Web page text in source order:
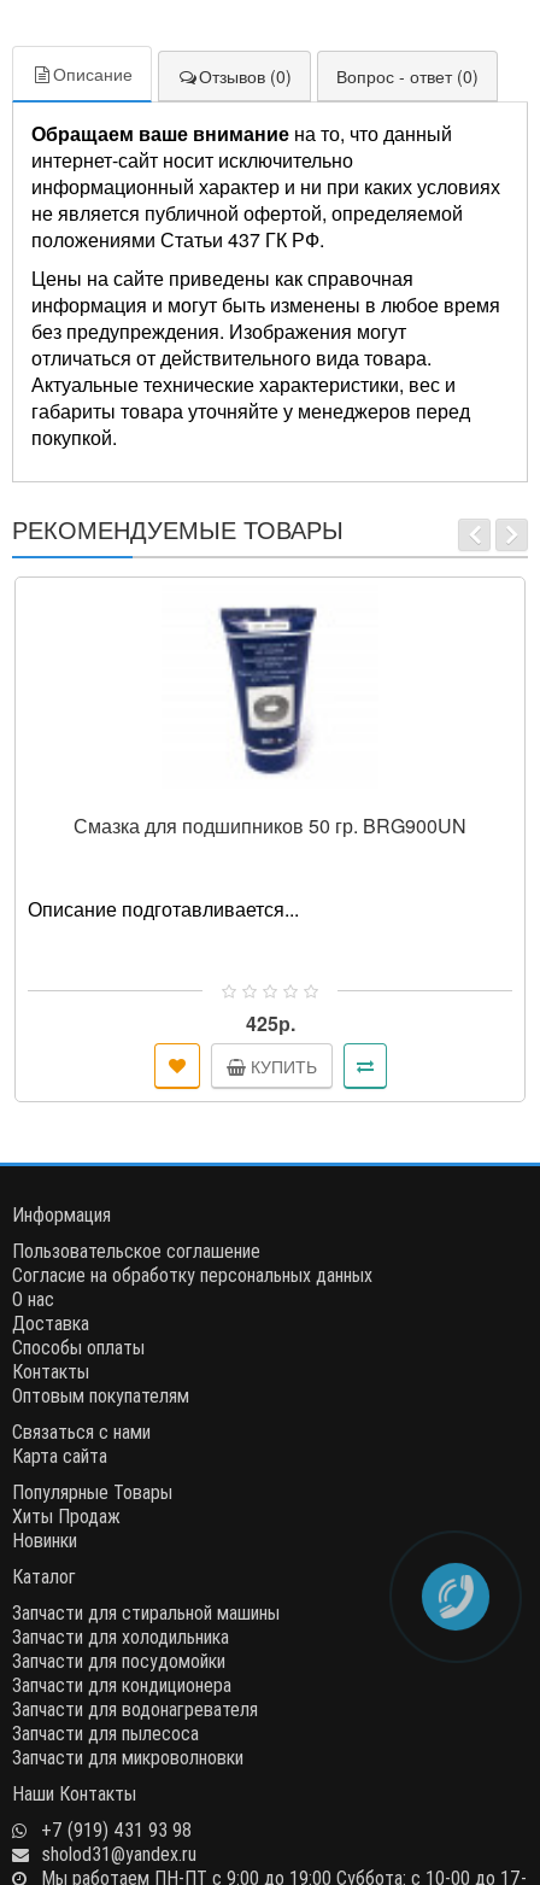
Описание Отзывов (0) Вопрос - ответ (0)
Обращаем ваше внимание на то, что данный
интернет-сайт носит исключительно
информационный характер и ни при каких условиях
не является публичной офертой, определяемой
положениями Статьи 437 ГК РФ.
Цены на сайте приведены как справочная
информация и могут быть изменены в любое время
без предупреждения. Изображения могут
отличаться от действительного вида товара.
Актуальные технические характеристики, вес и
габариты товара уточняйте у менеджеров перед
покупкой.
РЕКОМЕНДУЕМЫЕ ТОВАРЫ
Смазка для подшипников 50 гр. BRG900UN
Описание подготавливается...
425р.
КУПИТЬ
Информация
Пользовательское соглашение
Согласие на обработку персональных данных
О нас
Доставка
Способы оплаты
Контакты
Оптовым покупателям
Связаться с нами
Карта сайта
Популярные Товары
Хиты Продаж
Новинки
Каталог
Запчасти для стиральной машины
Запчасти для холодильника
Запчасти для посудомойки
Запчасти для кондиционера
Запчасти для водонагревателя
Запчасти для пылесоса
Запчасти для микроволновки
Наши Контакты
+7 (919) 431 93 98
sholod31@yandex.ru
Мы работаем ПН-ПТ с 9:00 до 19:00 Суббота: с 10-00 до 17-